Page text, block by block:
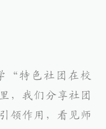
“特色社团在校
，我们分享社团
领作用，看见师